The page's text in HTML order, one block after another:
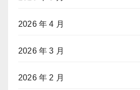
2026 年 4 月
2026 年 3 月
2026 年 2 月